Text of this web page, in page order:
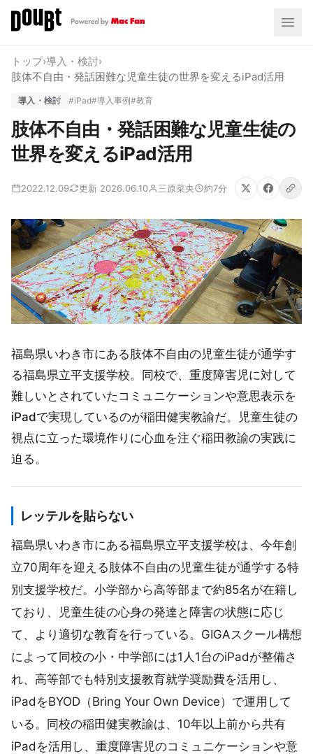
トップ›導入・検討›
肢体不自由・発話困難な児童生徒の世界を変えるiPad活用
導入・検討 #iPad#導入事例#教育
肢体不自由・発話困難な児童生徒の
世界を変えるiPad活用
2022.12.09 更新 2026.06.10 三原菜央 約7分
福島県いわき市にある肢体不自由の児童生徒が通学す
る福島県立平支援学校。同校で、重度障害児に対して
難しいとされていたコミュニケーションや意思表示を
iPadで実現しているのが稲田健実教諭だ。児童生徒の
視点に立った環境作りに心血を注ぐ稲田教諭の実践に
迫る。
レッテルを貼らない
福島県いわき市にある福島県立平支援学校は、今年創
立70周年を迎える肢体不自由の児童生徒が通学する特
別支援学校だ。小学部から高等部まで約85名が在籍し
ており、児童生徒の心身の発達と障害の状態に応じ
て、より適切な教育を行っている。GIGAスクール構想
によって同校の小・中学部には1人1台のiPadが整備さ
れ、高等部でも特別支援教育就学奨励費を活用し、
iPadをBYOD（Bring Your Own Device）で運用して
いる。同校の稲田健実教諭は、10年以上前から共有
iPadを活用し、重度障害児のコミュニケーションや意